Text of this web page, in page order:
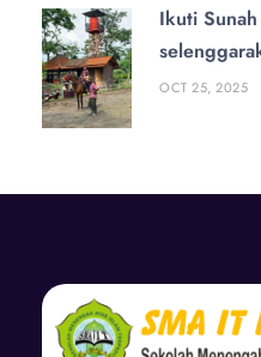
Ikuti
OCT 25, 2025